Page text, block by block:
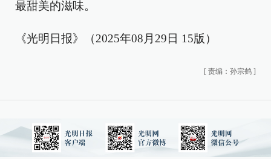
最甜美的滋味。
《光明日报》（2025年08月29日 15版）
[ 责编：孙宗鹤 ]